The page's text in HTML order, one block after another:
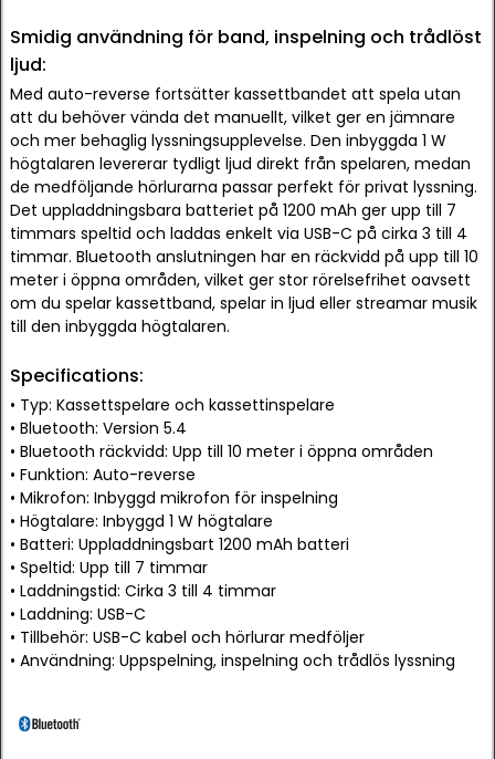
Smidig användning för band, inspelning och trådlöst
ljud:
Med auto-reverse fortsätter kassettbandet att spela utan
att du behöver vända det manuellt, vilket ger en jämnare
och mer behaglig lyssningsupplevelse. Den inbyggda 1 W
högtalaren levererar tydligt ljud direkt från spelaren, medan
de medföljande hörlurarna passar perfekt för privat lyssning.
Det uppladdningsbara batteriet på 1200 mAh ger upp till 7
timmars speltid och laddas enkelt via USB-C på cirka 3 till 4
timmar. Bluetooth anslutningen har en räckvidd på upp till 10
meter i öppna områden, vilket ger stor rörelsefrihet oavsett
om du spelar kassettband, spelar in ljud eller streamar musik
till den inbyggda högtalaren.
Specifications:
• Typ: Kassettspelare och kassettinspelare
• Bluetooth: Version 5.4
• Bluetooth räckvidd: Upp till 10 meter i öppna områden
• Funktion: Auto-reverse
• Mikrofon: Inbyggd mikrofon för inspelning
• Högtalare: Inbyggd 1 W högtalare
• Batteri: Uppladdningsbart 1200 mAh batteri
• Speltid: Upp till 7 timmar
• Laddningstid: Cirka 3 till 4 timmar
• Laddning: USB-C
• Tillbehör: USB-C kabel och hörlurar medföljer
• Användning: Uppspelning, inspelning och trådlös lyssning